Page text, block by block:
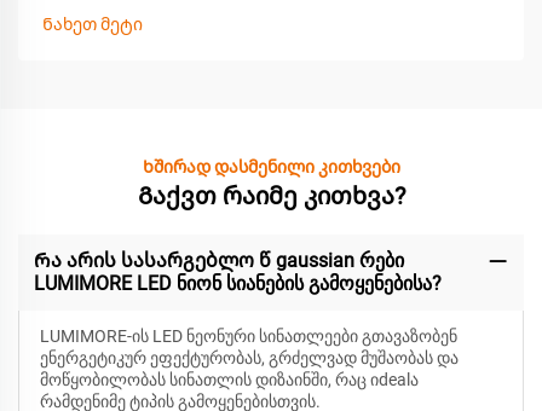
Ნახეთ მეტი
Ხშირად დასმენილი კითხვები
Გაქვთ რაიმე კითხვა?
Რა არის სასარგებლო წ gaussian რები
LUMIMORE LED ნიონ სიანების გამოყენებისა?
LUMIMORE-ის LED ნეონური სინათლეები გთავაზობენ
ენერგეტიკურ ეფექტურობას, გრძელვად მუშაობას და
მოწყობილობას სინათლის დიზაინში, რაც იdealა
რამდენიმე ტიპის გამოყენებისთვის.